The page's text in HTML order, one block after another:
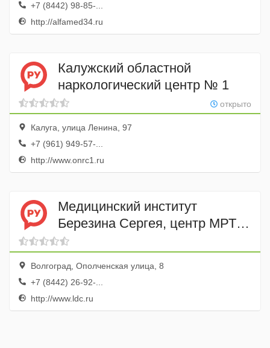
+7 (8442) 98-85-...
http://alfamed34.ru
Калужский областной
наркологический центр № 1
открыто
Калуга, улица Ленина, 97
+7 (961) 949-57-...
http://www.onrc1.ru
Медицинский институт
Березина Сергея, центр МРТ-
диагностики
Волгоград, Ополченская улица, 8
+7 (8442) 26-92-...
http://www.ldc.ru